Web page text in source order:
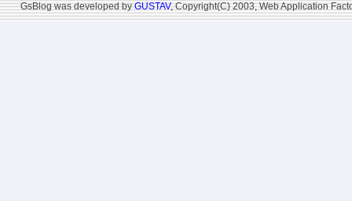
GsBlog was developed byGUSTAV, Copyright(C) 2003, Web Application